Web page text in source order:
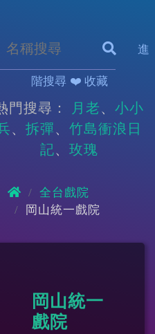
進
階搜尋 ❤️ 收藏
門搜尋： 月老
小小
拆彈
竹島衝浪日
記
玫瑰
全台戲院
岡山統一戲院
岡山統一
戲院